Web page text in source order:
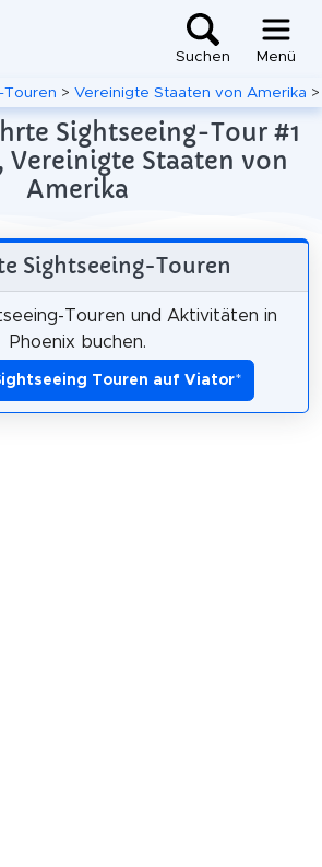
Suchen Menü
Touren > Vereinigte Staaten von Amerika
Sightseeing-Tour #1
Vereinigte Staaten von
Amerika
Sightseeing-Touren
Touren und Aktivitäten in
Phoenix buchen.
Touren auf Viator*